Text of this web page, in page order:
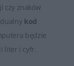
zwłoki.
czy znaków
kod
będzie
liter i cyfr.